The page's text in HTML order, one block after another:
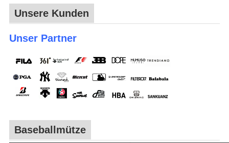
Unsere Kunden
Unser Partner
Baseballmütze